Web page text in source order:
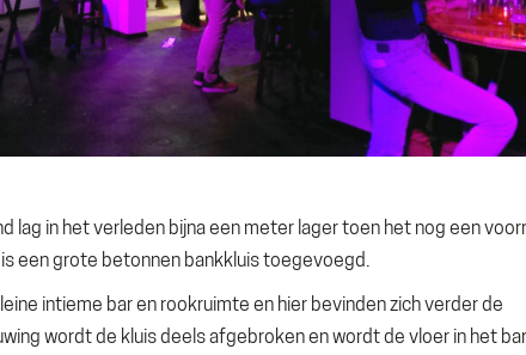
lag in het verleden bijna een meter lager toen het nog een
een grote betonnen bankkluis toegevoegd.
intieme bar en rookruimte en hier bevinden zich verder de
wordt de kluis deels afgebroken en wordt de vloer in het